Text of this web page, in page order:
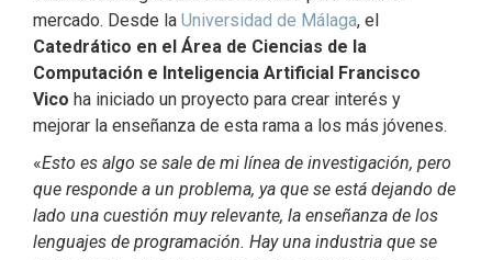
mercado. Desde la Universidad de Málaga, el
Catedrático en el Área de Ciencias de la
Computación e Inteligencia Artificial Francisco
Vico ha iniciado un proyecto para crear interés y
mejorar la enseñanza de esta rama a los más jóvenes.
«Esto es algo se sale de mi línea de investigación, pero
que responde a un problema, ya que se está dejando de
lado una cuestión muy relevante, la enseñanza de los
lenguajes de programación. Hay una industria que se